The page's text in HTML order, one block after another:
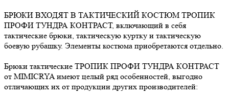
БРЮКИ ВХОДЯТ В ТАКТИЧЕСКИЙ КОСТЮМ ТРОПИК
ПРОФИ ТУНДРА КОНТРАСТ, включающий в себя
тактические брюки, тактическую куртку и тактическую
боевую рубашку. Элементы костюма приобретаются отдельно.
Брюки тактические ТРОПИК ПРОФИ ТУНДРА КОНТРАСТ
от MIMICRYA имеют целый ряд особенностей, выгодно
отличающих их от продукции других производителей: